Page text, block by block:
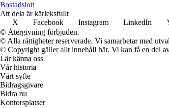
Bostadslott
Att dela är kärleksfullt
X
Facebook Instagram LinkedIn
© Återgivning förbjuden.
© Alla rättigheter reserverade. Vi samarbetar med
© Copyright gäller allt innehåll här. Vi kan få en del
Lär känna oss
Vår historia
Vårt syfte
Bidragsgivare
Bidra nu
Kontorsplatser